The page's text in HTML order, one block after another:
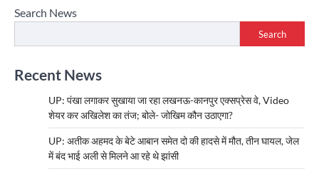
Search News
Search
Recent News
UP: पंखा लगाकर सुखाया जा रहा लखनऊ-कानपुर एक्सप्रेस वे, Video
शेयर कर अखिलेश का तंज; बोले- जोखिम कौन उठाएगा?
UP: अतीक अहमद के बेटे आबान समेत दो की हादसे में मौत, तीन घायल, जेल
में बंद भाई अली से मिलने आ रहे थे झांसी